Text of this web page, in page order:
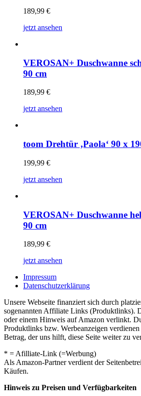
189,99 €
jetzt ansehen
VEROSAN+ Duschwanne
90 cm
189,99 €
jetzt ansehen
toom Drehtür ‚Paola‘ 90 x
199,99 €
jetzt ansehen
VEROSAN+ Duschwanne
90 cm
189,99 €
jetzt ansehen
Impressum
Datenschutzerklärung
Unsere Webseite finanziert sich durch
sogenannten Affiliate Links (Produktlinks).
oder einem Hinweis auf Amazon verlinkt.
Produktlinks bzw. Werbeanzeigen
Betrag, der uns hilft, diese Seite weiter zu
* = Afilliate-Link (=Werbung)
Als Amazon-Partner verdient der
Käufen.
Hinweis zu Preisen und Verfügbarkeiten